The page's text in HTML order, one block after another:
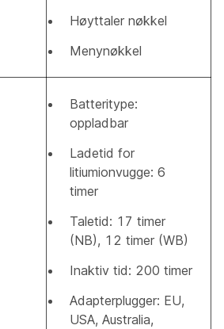
Høyttaler nøkkel
Menynøkkel
Batteritype:
oppladbar
Ladetid for
litiumionvugge: 6
timer
Taletid: 17 timer
(NB), 12 timer (WB)
Inaktiv tid: 200 timer
Adapterplugger: EU,
USA, Australia,